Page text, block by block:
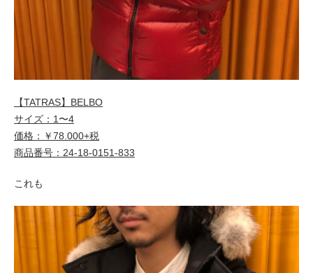
【TATRAS】BELBO
サイズ：1〜4
価格：￥78.000+税
商品番号：24-18-0151-833
これも